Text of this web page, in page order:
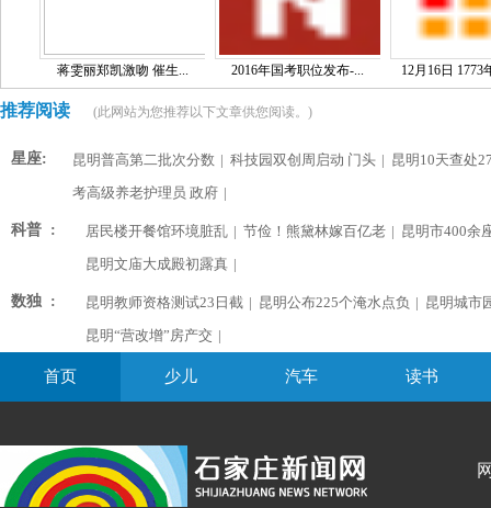
蒋雯丽郑凯激吻 催生... 2016年国考职位发布-... 12月16日 1773
推荐阅读 (此网站为您推荐以下文章供您阅读。)
星座: 昆明普高第二批次分数 | 科技园双创周启动 门头 | 昆明10天查处
考高级养老护理员 政府 |
科普 : 居民楼开餐馆环境脏乱 | 节俭！熊黛林嫁百亿老 | 昆明市400余
昆明文庙大成殿初露真 |
数独 : 昆明教师资格测试23日截 | 昆明公布225个淹水点负 | 昆明城市
昆明“营改增”房产交 |
首页 少儿 汽车 读书